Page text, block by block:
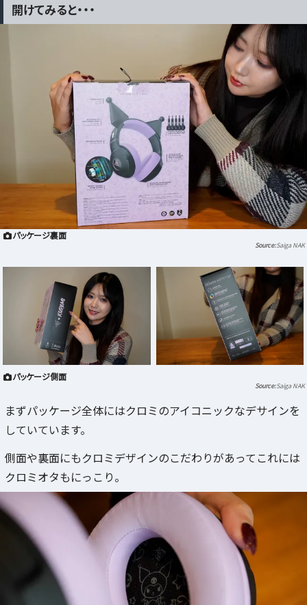
開けてみると・・・
パッケージ裏面
Saiga NAK
パッケージ側面
Saiga NAK
まずパッケージ全体にはクロミのアイコニックなデサインを
していています。
側面や裏面にもクロミデザインのこだわりがあってこれには
クロミオタもにっこり。